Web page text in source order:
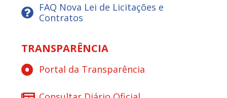
FAQ Nova Lei de Licitações e
Contratos
TRANSPARÊNCIA
Portal da Transparência